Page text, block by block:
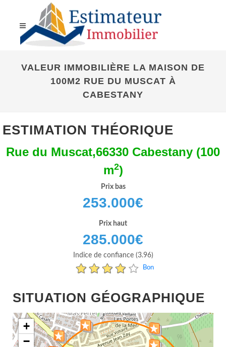
VALEUR IMMOBILIÈRE LA MAISON DE
100M2 RUE DU MUSCAT À
CABESTANY
ESTIMATION THÉORIQUE
Rue du Muscat,66330 Cabestany (100
m2)
Prix bas
253.000€
Prix haut
285.000€
Indice de confiance (3.96)
Bon
SITUATION GÉOGRAPHIQUE
+
−